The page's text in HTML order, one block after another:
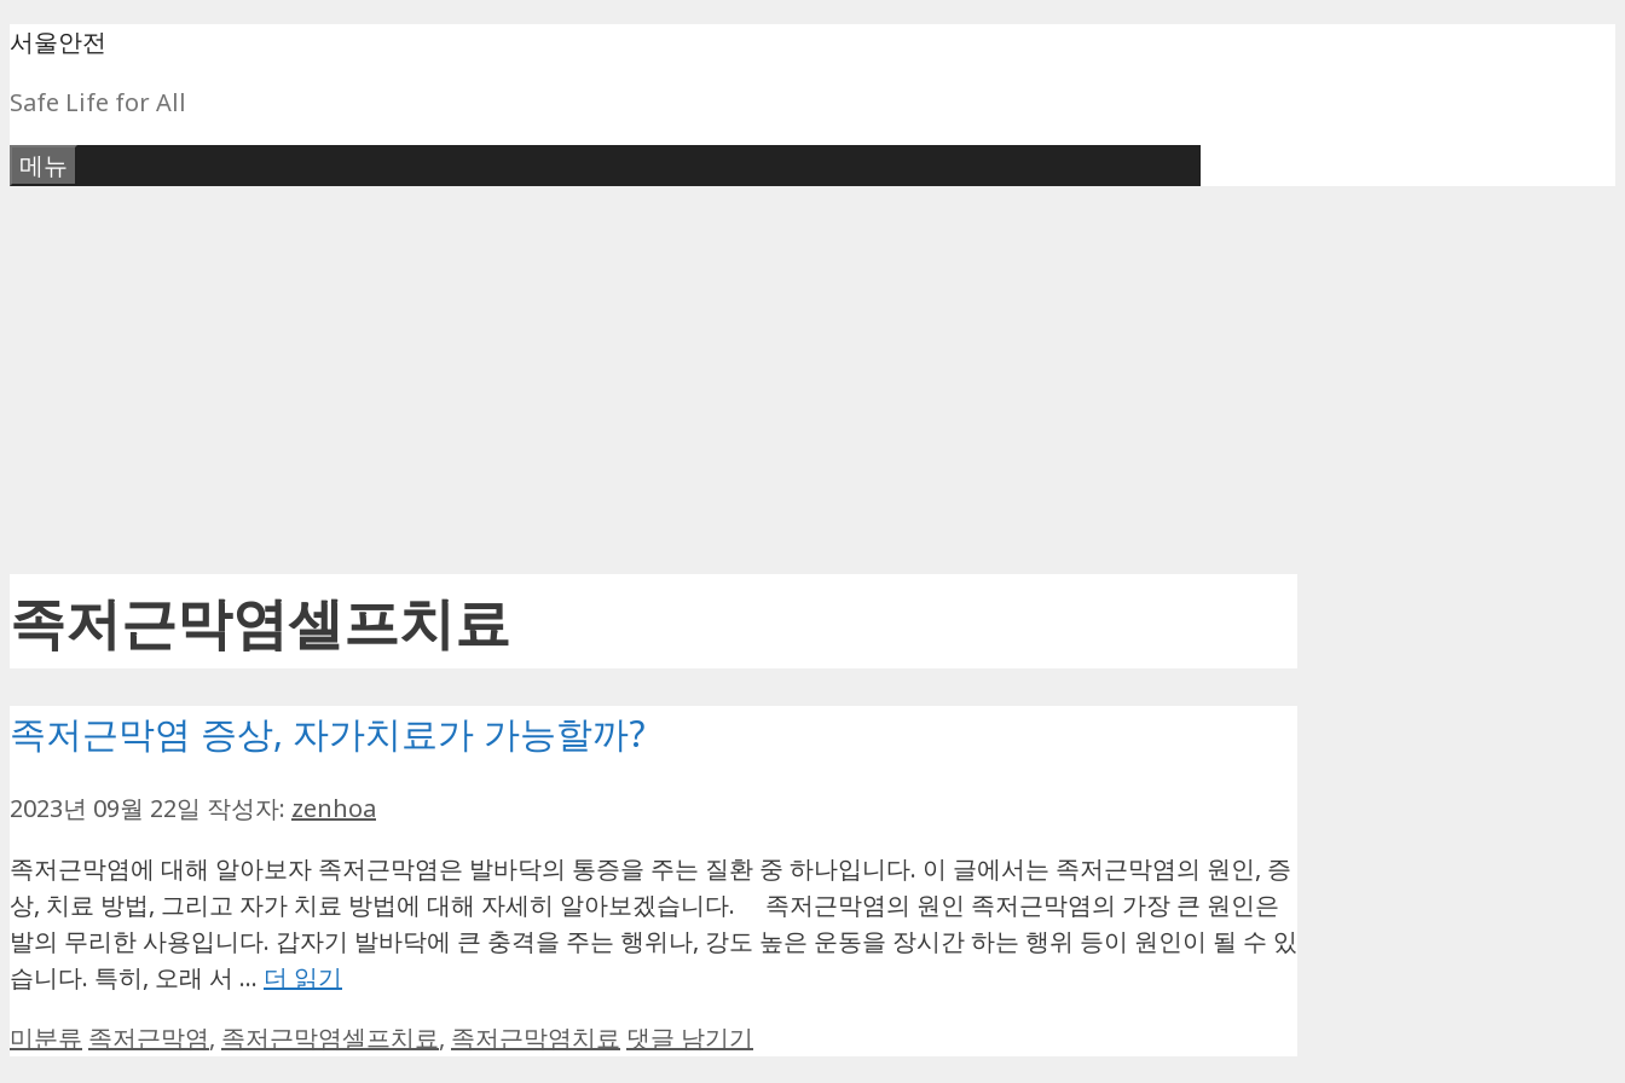
컨
츠
로
건
서울안전
Safe Life for All
메뉴
족저근막염셀프치료
족저근막염 증상, 자가치료가 가능할까?
2023년 09월 22일 작성자: zenhoa
족저근막염에 대해 알아보자 족저근막염은 발바닥의 통증을 주는 질환 중 하나입니다. 이 글에서는 족저근막염의 원인, 증
상, 치료 방법, 그리고 자가 치료 방법에 대해 자세히 알아보겠습니다. 족저근막염의 원인 족저근막염의 가장 큰 원인은
발의 무리한 사용입니다. 갑자기 발바닥에 큰 충격을 주는 행위나, 강도 높은 운동을 장시간 하는 행위 등이 원인이 될 수 있
습니다. 특히, 오래 서 … 더 읽기
카
미분류 태
족저근막염, 족저근막염셀프치료, 족저근막염치료 댓글 남기기